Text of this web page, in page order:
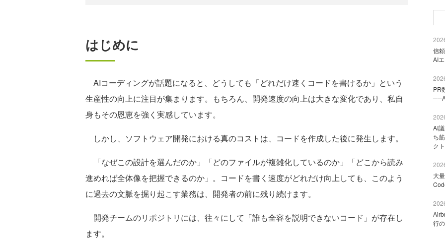
はじめに
AIコーディングが話題になると、どうしても「どれだけ速くコードを書けるか」という
生産性の向上に注目が集まります。もちろん、開発速度の向上は大きな変化であり、私自
身もその恩恵を強く実感しています。
しかし、ソフトウェア開発における真のコストは、コードを作成した後に発生します。
「なぜこの設計を選んだのか」「どのファイルが複雑化しているのか」「どこから読み
進めれば全体像を把握できるのか」。コードを書く速度がどれだけ向上しても、このよう
に過去の文脈を掘り起こす業務は、開発者の前に残り続けます。
開発チームのリポジトリには、往々にして「誰も全容を説明できないコード」が存在し
ます。
信
AI
PR
AI
ち
ク
大
行